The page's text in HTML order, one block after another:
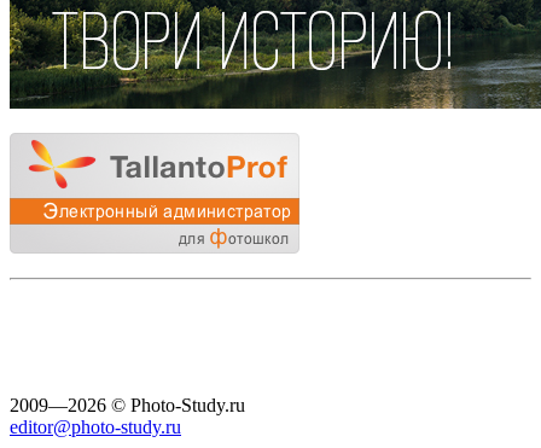
2009—2026 © Photo-Study.ru
editor@photo-study.ru